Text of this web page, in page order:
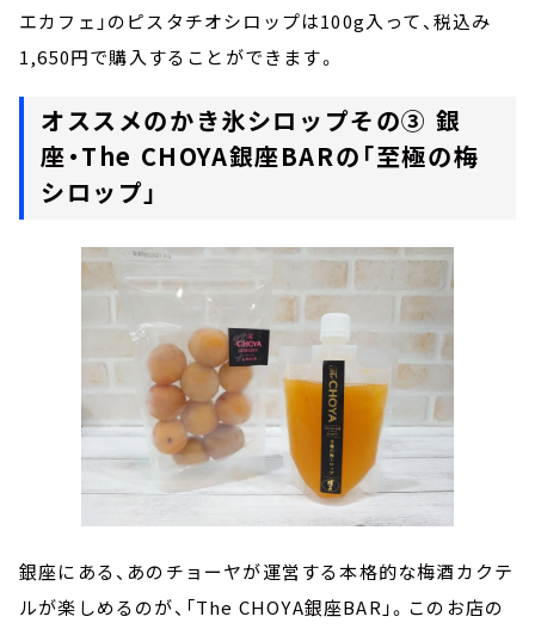
エカフェ」のピスタチオシロップは100g入って、税込み
1,650円で購入することができます。
オススメのかき氷シロップその③ 銀
座・The CHOYA銀座BARの「至極の梅
シロップ」
銀座にある、あのチョーヤが運営する本格的な梅酒カクテ
ルが楽しめるのが、「The CHOYA銀座BAR」。このお店の